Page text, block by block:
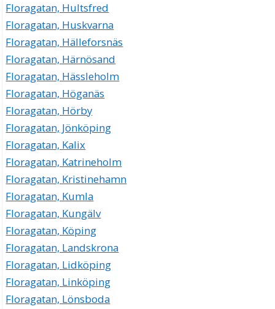
Floragatan, Hultsfred
Floragatan, Huskvarna
Floragatan, Hälleforsnäs
Floragatan, Härnösand
Floragatan, Hässleholm
Floragatan, Höganäs
Floragatan, Hörby
Floragatan, Jönköping
Floragatan, Kalix
Floragatan, Katrineholm
Floragatan, Kristinehamn
Floragatan, Kumla
Floragatan, Kungälv
Floragatan, Köping
Floragatan, Landskrona
Floragatan, Lidköping
Floragatan, Linköping
Floragatan, Lönsboda